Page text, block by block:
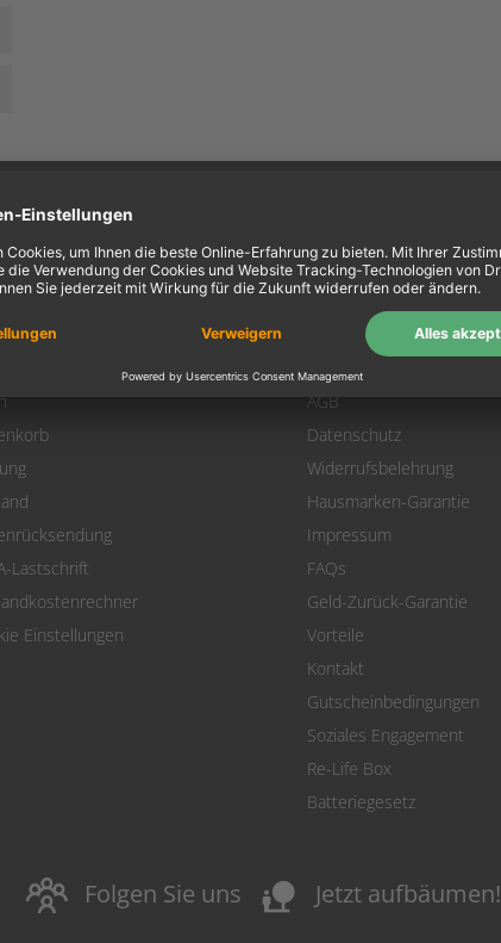
Konto
Lastschrift
Einstellungen
Information
Über uns
AGB
Datenschutz
Widerrufsbelehrung
Hausmarken-Garantie
Impressum
FAQs
Geld-Zurück-Garantie
Vorteile
Kontakt
Gutscheinbedingungen
Soziales Engagement
Re-Life Box
Batteriegesetz
Folgen Sie uns nature_people Jetzt aufbäumen!